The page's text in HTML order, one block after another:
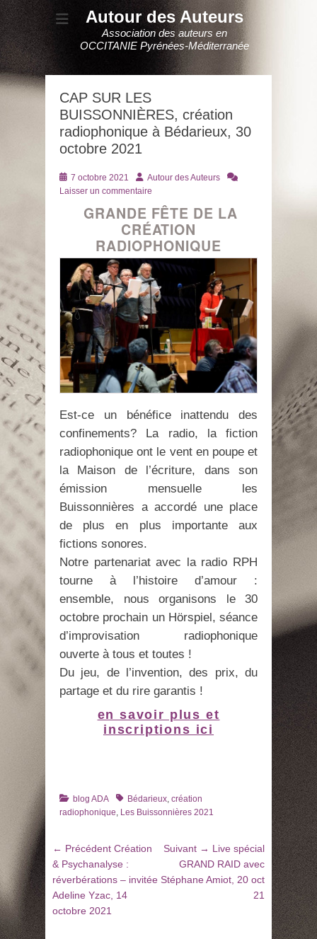
Autour des Auteurs
Association des auteurs en
OCCITANIE Pyrénées-Méditerranée
CAP SUR LES
BUISSONNIÈRES, création
radiophonique à Bédarieux, 30
octobre 2021
Posté
le
7 octobre 2021 AuteurAutour des Auteurs
Laisser un commentaire
GRANDE FÊTE DE LA
CRÉATION
RADIOPHONIQUE
Est-ce un bénéfice inattendu des
confinements? La radio, la fiction
radiophonique ont le vent en poupe et
la Maison de l’écriture, dans son
émission mensuelle les
Buissonnières a accordé une place
de plus en plus importante aux
fictions sonores.
Notre partenariat avec la radio RPH
tourne à l’histoire d’amour :
ensemble, nous organisons le 30
octobre prochain un Hörspiel, séance
d’improvisation radiophonique
ouverte à tous et toutes !
Du jeu, de l’invention, des prix, du
partage et du rire garantis !
en savoir plus et
inscriptions ici
Catégories
blog ADA TagsBédarieux création
radiophonique Les Buissonnières 2021
Navigation
de
l’article
← Précédent Article
précédent
:
Création
& Psychanalyse :
réverbérations – invitée
Adeline Yzac, 14
octobre 2021
Suivant → Article
suivant
:
Live spécial
GRAND RAID avec
Stéphane Amiot, 20 oct
21